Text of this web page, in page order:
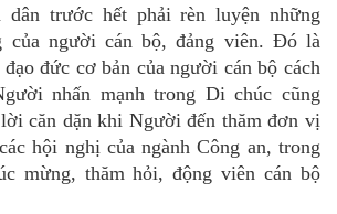
dân trước hết phải rèn luyện những
của người cán bộ, đảng viên. Đó là
đức cơ bản của người cán bộ cách
nhấn mạnh trong Di chúc cũng
căn dặn khi Người đến thăm đơn vị
hội nghị của ngành Công an, trong
mừng, thăm hỏi, động viên cán bộ